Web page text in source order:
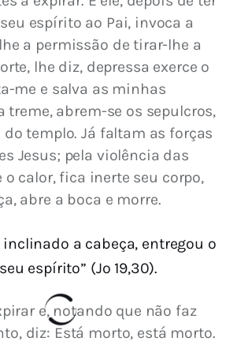
espírito ao Pai, invoca a
a permissão de tirar-lhe a
lhe diz, depressa exerce o
me e salva as minhas
treme, abrem-se os sepulcros,
do templo. Já faltam as forças
Jesus; pela violência das
o calor, fica inerte seu corpo,
abre a boca e morre.
inclinado a cabeça, entregou o
seu espírito” (Jo 19,30).
e, notando que não faz
diz: Está morto, está morto.